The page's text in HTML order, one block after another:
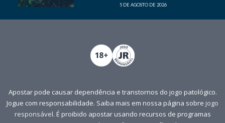
5 DE AGOSTO DE 2026
Apostar pode causar dependência e transtornos do jogo patológico.
Jogue com responsabilidade. Saiba mais em nossa página sobre jogo
responsável. É proibido apostar usando recursos de programas